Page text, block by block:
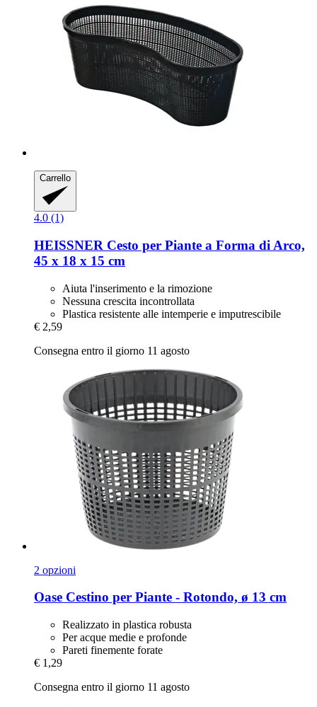
Carrello
4.0 (1)
HEISSNER Cesto per Piante a Forma di Arco,
45 x 18 x 15 cm
Aiuta l'inserimento e la rimozione
Nessuna crescita incontrollata
Plastica resistente alle intemperie e imputrescibile
€ 2,59
Consegna entro il giorno 11 agosto
2 opzioni
Oase Cestino per Piante -​ Rotondo, ø 13 cm
Realizzato in plastica robusta
Per acque medie e profonde
Pareti finemente forate
€ 1,29
Consegna entro il giorno 11 agosto